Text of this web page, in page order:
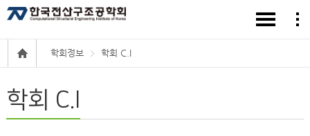
학회정보 학회 C.I
학회 C.I